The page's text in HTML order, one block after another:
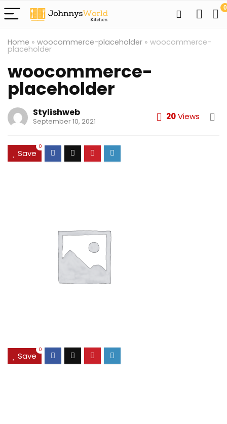
0
Home » woocommerce-placeholder » woocommerce-
placeholder
woocommerce-
placeholder
Stylishweb
September 10, 2021 20Views
Save
0
Save
0